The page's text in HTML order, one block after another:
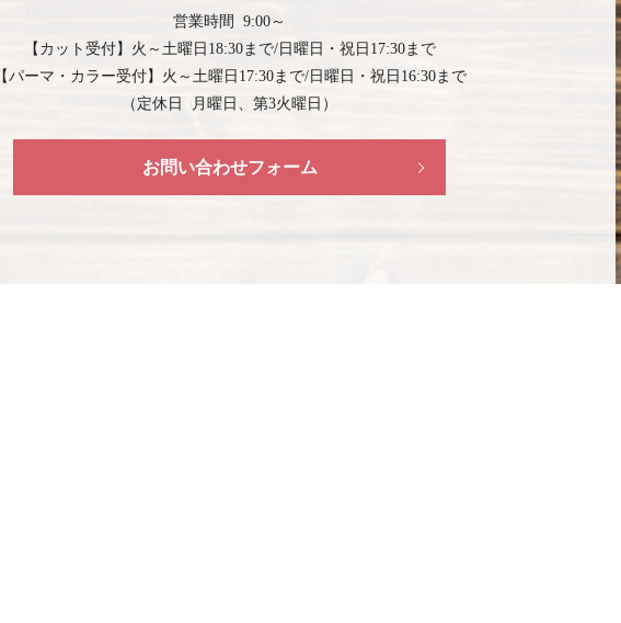
営業時間 9:00～
【カット受付】 火～土曜日18:30まで/日曜日・祝日17:30まで
【パーマ・カラー受付】 火～土曜日17:30まで/日曜日・祝日16:30まで
（定休日 月曜日、第3火曜日）
お問い合わせフォーム